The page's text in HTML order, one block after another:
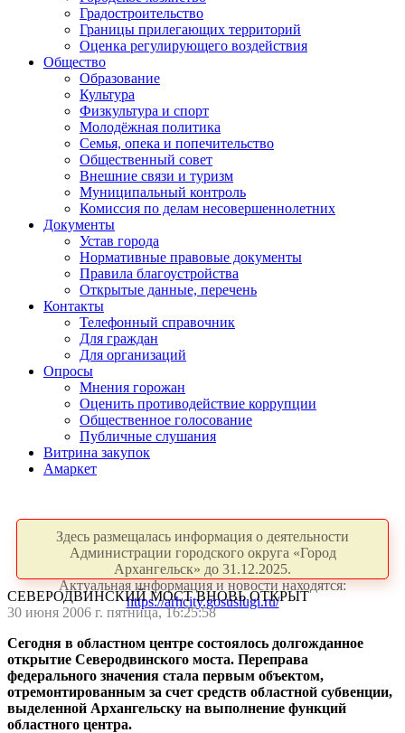
Градостроительство
Границы прилегающих территорий
Оценка регулирующего воздействия
Общество
Образование
Культура
Физкультура и спорт
Молодёжная политика
Семья, опека и попечительство
Общественный совет
Внешние связи и туризм
Муниципальный контроль
Комиссия по делам несовершеннолетних
Документы
Устав города
Нормативные правовые документы
Правила благоустройства
Открытые данные, перечень
Контакты
Телефонный справочник
Для граждан
Для организаций
Опросы
Мнения горожан
Оценить противодействие коррупции
Общественное голосование
Публичные слушания
Витрина закупок
Амаркет
Здесь размещалась информация о деятельности
Администрации городского округа «Город
Архангельск» до 31.12.2025.
Актуальная информация и новости находятся:
https://arhcity.gosuslugi.ru/
СЕВЕРОДВИНСКИЙ МОСТ ВНОВЬ ОТКРЫТ
30 июня 2006 г. пятница, 16:25:58
Сегодня в областном центре состоялось долгожданное
открытие Северодвинского моста. Переправа
федерального значения стала первым объектом,
отремонтированным за счет средств областной субвенции,
выделенной Архангельску на выполнение функций
областного центра.